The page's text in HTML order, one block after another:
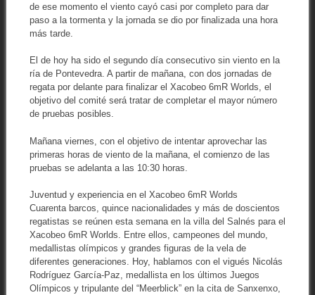
de ese momento el viento cayó casi por completo para dar
paso a la tormenta y la jornada se dio por finalizada una hora
más tarde.
El de hoy ha sido el segundo día consecutivo sin viento en la
ría de Pontevedra. A partir de mañana, con dos jornadas de
regata por delante para finalizar el Xacobeo 6mR Worlds, el
objetivo del comité será tratar de completar el mayor número
de pruebas posibles.
Mañana viernes, con el objetivo de intentar aprovechar las
primeras horas de viento de la mañana, el comienzo de las
pruebas se adelanta a las 10:30 horas.
Juventud y experiencia en el Xacobeo 6mR Worlds
Cuarenta barcos, quince nacionalidades y más de doscientos
regatistas se reúnen esta semana en la villa del Salnés para el
Xacobeo 6mR Worlds. Entre ellos, campeones del mundo,
medallistas olímpicos y grandes figuras de la vela de
diferentes generaciones. Hoy, hablamos con el vigués Nicolás
Rodríguez García-Paz, medallista en los últimos Juegos
Olímpicos y tripulante del “Meerblick” en la cita de Sanxenxo,